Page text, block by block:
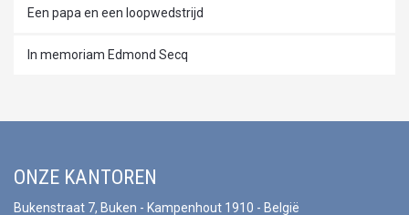
Een papa en een loopwedstrijd
In memoriam Edmond Secq
ONZE KANTOREN
Bukenstraat 7, Buken - Kampenhout 1910 - België